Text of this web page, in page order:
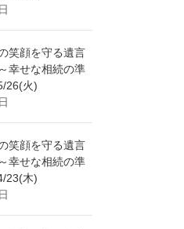
笑顔を守る遺言
幸せな相続の準
26(火)
笑顔を守る遺言
幸せな相続の準
23(木)